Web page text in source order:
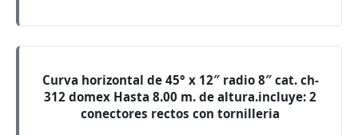
Curva horizontal de 45° x 12″ radio 8″ cat. ch-
312 domex Hasta 8.00 m. de altura.incluye: 2
conectores rectos con tornilleria